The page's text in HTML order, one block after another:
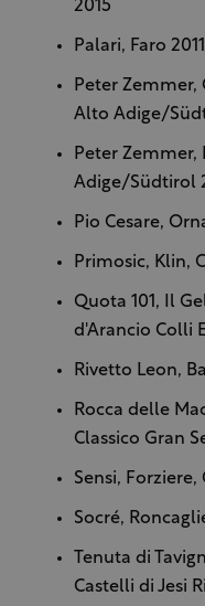
2015
Palari, Faro 2011
Peter Zemmer,
Alto Adige/
Peter
Adige/Südtirol
Pio Cesare,
Primosic, Klin,
Quota 101, Il
d'Arancio Colli
Rivetto Leon,
Rocca delle
Classico Gran
Sensi, Forziere,
Socré,
Tenuta di
Castelli di Jesi